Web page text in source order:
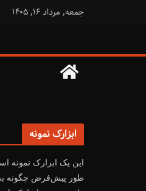
جمعه, مرداد ۱۶, ۱۴۰۵
ابزارک نمونه
این یک ابزارک نمونه
طور پیش‌فرض چگونه